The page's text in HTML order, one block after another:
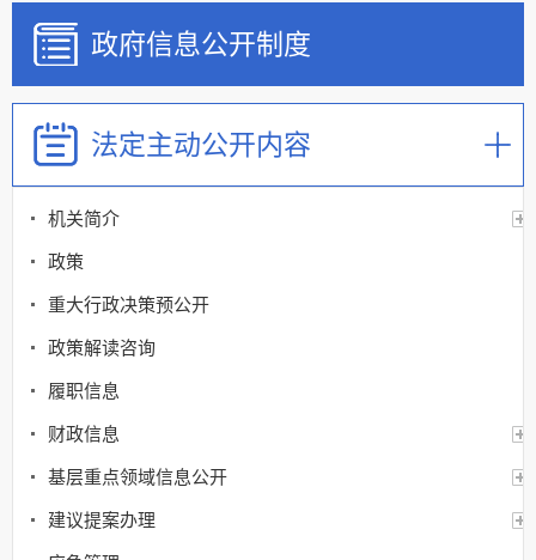
政府信息公开制度
法定主动公开内容
机关简介
政策
重大行政决策预公开
政策解读咨询
履职信息
财政信息
基层重点领域信息公开
建议提案办理